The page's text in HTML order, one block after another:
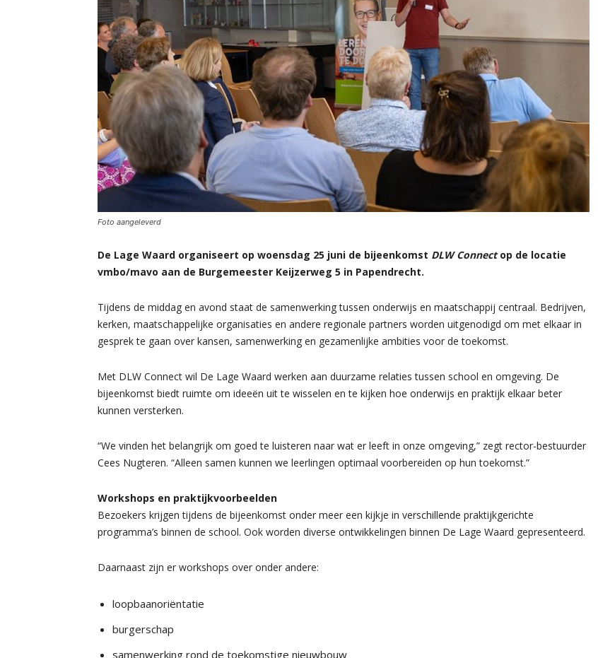
Foto aangeleverd
De Lage Waard organiseert op woensdag 25 juni de bijeenkomst DLW Connectop de locatie
vmbo/mavo aan de Burgemeester Keijzerweg 5 in Papendrecht.
Tijdens de middag en avond staat de samenwerking tussen onderwijs en maatschappij centraal. Bedrijven,
kerken, maatschappelijke organisaties en andere regionale partners worden uitgenodigd om met elkaar in
gesprek te gaan over kansen, samenwerking en gezamenlijke ambities voor de toekomst.
Met DLW Connect wil De Lage Waard werken aan duurzame relaties tussen school en omgeving. De
bijeenkomst biedt ruimte om ideeën uit te wisselen en te kijken hoe onderwijs en praktijk elkaar beter
kunnen versterken.
“We vinden het belangrijk om goed te luisteren naar wat er leeft in onze omgeving,” zegt rector-bestuurder
Cees Nugteren. “Alleen samen kunnen we leerlingen optimaal voorbereiden op hun toekomst.”
Workshops en praktijkvoorbeelden
Bezoekers krijgen tijdens de bijeenkomst onder meer een kijkje in verschillende praktijkgerichte
programma’s binnen de school. Ook worden diverse ontwikkelingen binnen De Lage Waard gepresenteerd.
Daarnaast zijn er workshops over onder andere:
loopbaanoriëntatie
burgerschap
samenwerking rond de toekomstige nieuwbouw